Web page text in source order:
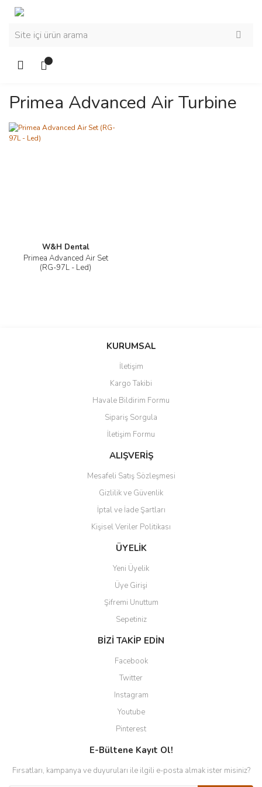
Primea Advanced Air Turbine
W&H Dental
Primea Advanced Air Set
(RG-97L - Led)
KURUMSAL
İletişim
Kargo Takibi
Havale Bildirim Formu
Sipariş Sorgula
İletişim Formu
ALIŞVERİŞ
Mesafeli Satış Sözleşmesi
Gizlilik ve Güvenlik
İptal ve İade Şartları
Kişisel Veriler Politikası
ÜYELİK
Yeni Üyelik
Üye Girişi
Şifremi Unuttum
Sepetiniz
BİZİ TAKİP EDİN
Facebook
Twitter
Instagram
Youtube
Pinterest
E-Bültene Kayıt Ol!
Fırsatları, kampanya ve duyuruları ile ilgili e-posta almak ister misiniz?